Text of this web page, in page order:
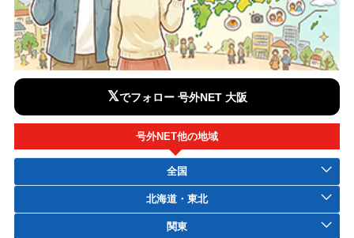
𝕏でフォロー 号外NET 大阪
号外NET他の地域
全国
北海道・東北
関東